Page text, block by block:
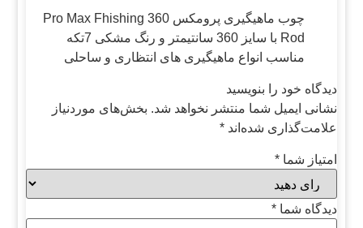
چوب ماهیگیری پرومکس 360 Pro Max Fhishing
Rod با سایز 360 سانتیمتر و رنگ مشکی 7تکه
مناسب انواع ماهیگیری های انتظاری و ساحلی
دیدگاه خود را بنویسید
نشانی ایمیل شما منتشر نخواهد شد. بخش‌های موردنیاز
علامت‌گذاری شده‌اند*
امتیاز شما*
دیدگاه شما*